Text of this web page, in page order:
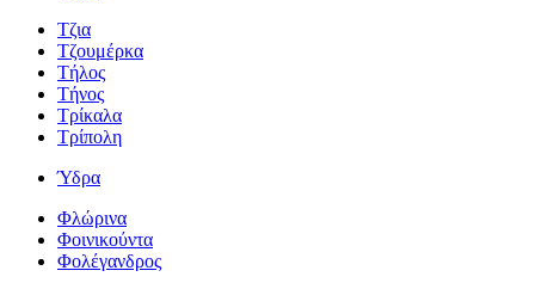
Τζια
Τζουμέρκα
Τήλος
Τήνος
Τρίκαλα
Τρίπολη
Ύδρα
Φλώρινα
Φοινικούντα
Φολέγανδρος